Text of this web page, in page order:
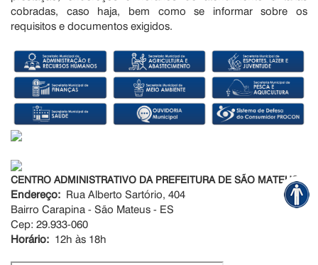
cobradas, caso haja, bem como se informar sobre os
requisitos e documentos exigidos.
CENTRO ADMINISTRATIVO DA PREFEITURA DE SÃO MATEUS
Endereço: Rua Alberto Sartório, 404
Bairro Carapina - São Mateus - ES
Cep: 29.933-060
Horário: 12h às 18h